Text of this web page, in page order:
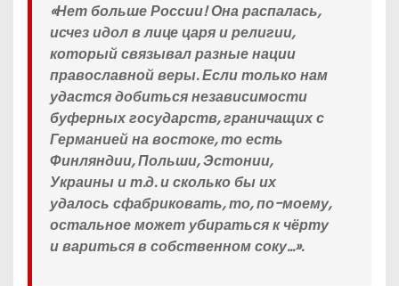
«Нет больше России! Она распалась,
исчез идол в лице царя и религии,
который связывал разные нации
православной веры. Если только нам
удастся добиться независимости
буферных государств, граничащих с
Германией на востоке, то есть
Финляндии, Польши, Эстонии,
Украины и т.д. и сколько бы их
удалось сфабриковать, то, по-моему,
остальное может убираться к чёрту
и вариться в собственном соку…».